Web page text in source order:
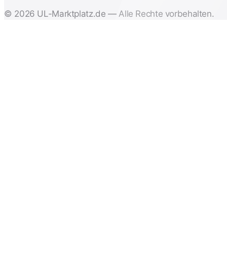
© 2026 UL-Marktplatz.de — Alle Rechte vorbehalten.